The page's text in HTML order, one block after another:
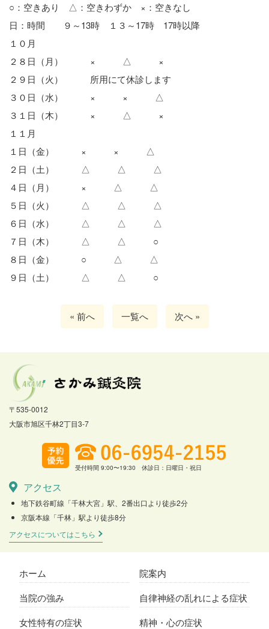
○：空きあり △：空きわずか ×：空きなし
日：時間 ９～13時 １３～17時 17時以降
１０月
２８日（月） × △ ×
２９日（火） 所用にて休診します
３０日（水） × × △
３１日（木） × △ ×
１１月
１日（金） × × △
２日（土） △ △ △
４日（月） × △ △
５日（火） △ △ △
６日（水） △ △ △
７日（木） △ △ ○
８日（金） ○ △ △
９日（土） △ △ ○
« 前へ 一覧へ 次へ »
〒535-0012
大阪市旭区千林2丁目3-7
受付時間 9:00〜19:30 休診日：日曜日・祝日
アクセス
地下鉄谷町線「千林大宮」駅、2番出口より徒歩2分
京阪本線「千林」駅より徒歩8分
アクセスについてはこちら
ホーム
院案内
当院の強み
自律神経の乱れによる症状
女性特有の症状
精神・心の症状